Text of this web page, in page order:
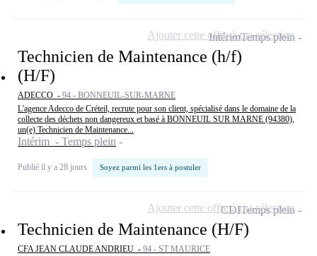
Technicien de Maintenance (h/f)
(H/F)
ADECCO - 94 - BONNEUIL-SUR-MARNE
L'agence Adecco de Créteil, recrute pour son client, spécialisé dans le domaine de la
collecte des déchets non dangereux et basé à BONNEUIL SUR MARNE (94380),
un(e) Technicien de Maintenance...
Intérim - Temps plein
Publié il y a 28 jours Soyez parmi les 1ers à postuler
IntérimTemps plein
Ajouter cette offre à ma sélection
Technicien de Maintenance (H/F)
CFA JEAN CLAUDE ANDRIEU - 94 - ST MAURICE
CDITemps plein
Ajouter cette offre à ma sélection